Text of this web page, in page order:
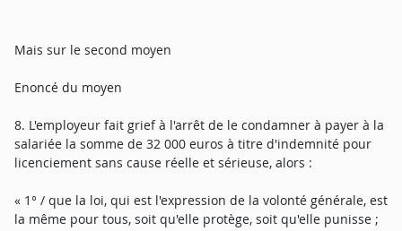
Mais sur le second moyen
Enoncé du moyen
8. L'employeur fait grief à l'arrêt de le condamner à payer à la
salariée la somme de 32 000 euros à titre d'indemnité pour
licenciement sans cause réelle et sérieuse, alors :
« 1° / que la loi, qui est l'expression de la volonté générale, est
la même pour tous, soit qu'elle protège, soit qu'elle punisse ;